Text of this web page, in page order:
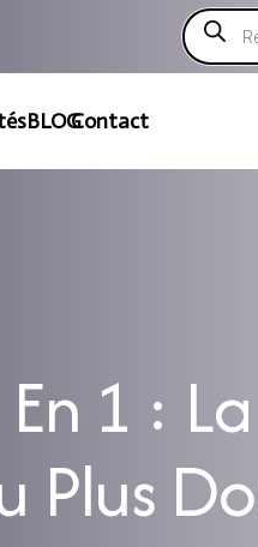
de
produits
BLOGContact
1 :
Plus